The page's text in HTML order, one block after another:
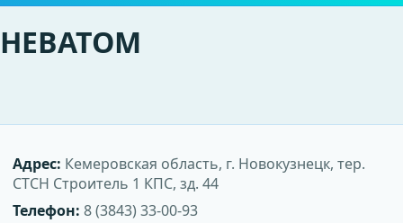
НЕВАТОМ
Адрес: Кемеровская область, г. Новокузнецк, тер.
СТСН Строитель 1 КПС, зд. 44
Телефон: 8 (3843) 33-00-93